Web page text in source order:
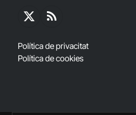
X
RSS
Política de privacitat
Política de cookies